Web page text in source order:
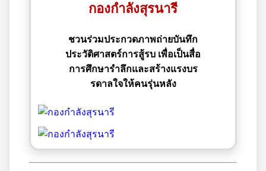
กองกำลังสุรนารี
ชวนร่วมประกวดภาพถ่ายบันทึก
ประวัติศาสตร์การสู้รบ เพื่อเป็นสื่อ
การศึกษารำลึกและสร้างแรงบร
รดาลใจให้คนรุ่นหลัง